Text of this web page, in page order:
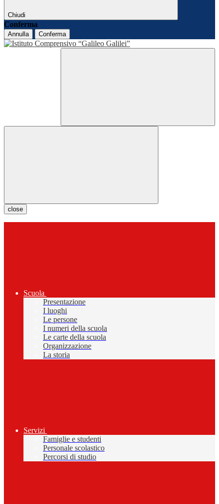
Chiudi
Conferma
Annulla Conferma
close
Scuola
Presentazione
I luoghi
Le persone
I numeri della scuola
Le carte della scuola
Organizzazione
La storia
Servizi
Famiglie e studenti
Personale scolastico
Percorsi di studio